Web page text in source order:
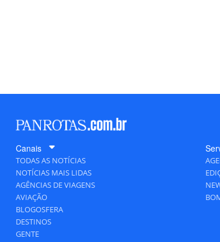
Canais
TODAS AS NOTÍCIAS
NOTÍCIAS MAIS LIDAS
AGÊNCIAS DE VIAGENS
AVIAÇÃO
BLOGOSFERA
DESTINOS
GENTE